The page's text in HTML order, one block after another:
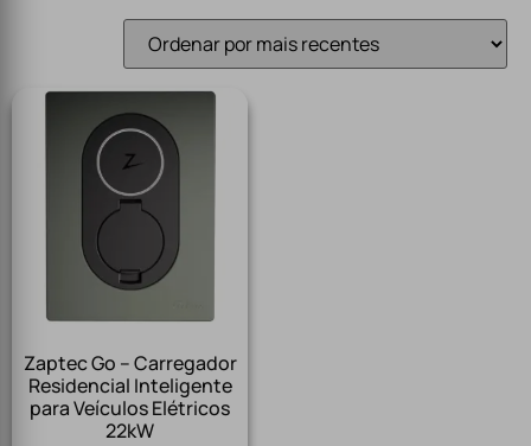
Zaptec Go – Carregador
Residencial Inteligente
para Veículos Elétricos
22kW